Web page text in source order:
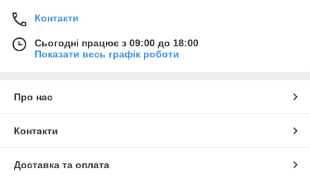
Контакти
Сьогодні працює з 09:00 до 18:00
Показати весь графік роботи
Про нас
Контакти
Доставка та оплата